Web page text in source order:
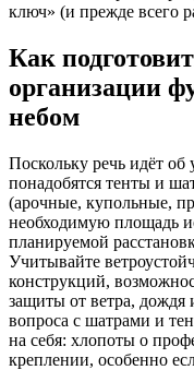
ключ» (и прежде всего
Как
организации
небом
Поскольку речь идёт
понадобятся тенты и
(арочные, купольные,
необходимую площадь
планируемой
Учитывайте
конструкций,
защиты от ветра,
вопроса с шатрами и
на себя: хлопоты о
креплении, особенно